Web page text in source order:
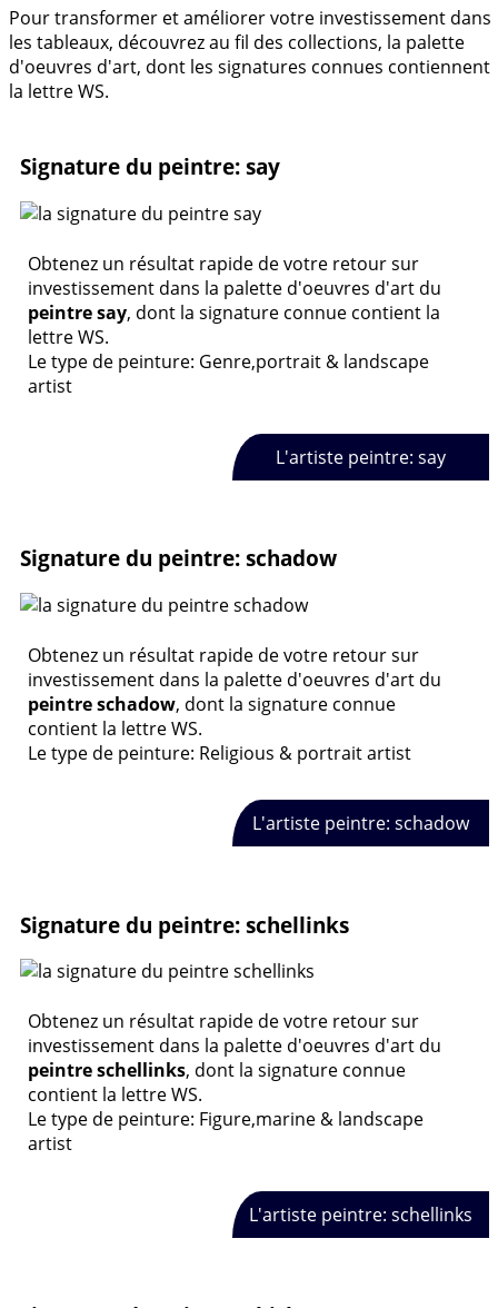
Pour transformer et améliorer votre investissement dans
les tableaux, découvrez au fil des collections, la palette
d'oeuvres d'art, dont les signatures connues contiennent
la lettre WS.
Signature du peintre: say
Obtenez un résultat rapide de votre retour sur
investissement dans la palette d'oeuvres d'art du
peintre say, dont la signature connue contient la
lettre WS.
Le type de peinture: Genre,portrait & landscape
artist
L'artiste peintre: say
Signature du peintre: schadow
Obtenez un résultat rapide de votre retour sur
investissement dans la palette d'oeuvres d'art du
peintre schadow, dont la signature connue
contient la lettre WS.
Le type de peinture: Religious & portrait artist
L'artiste peintre: schadow
Signature du peintre: schellinks
Obtenez un résultat rapide de votre retour sur
investissement dans la palette d'oeuvres d'art du
peintre schellinks, dont la signature connue
contient la lettre WS.
Le type de peinture: Figure,marine & landscape
artist
L'artiste peintre: schellinks